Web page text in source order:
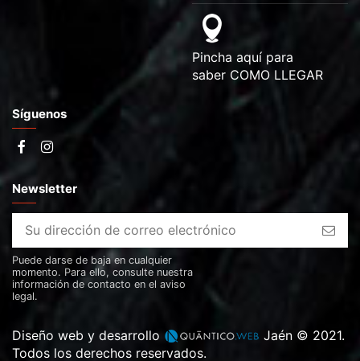
Pincha aquí para
saber COMO LLEGAR
Síguenos
Newsletter
Puede darse de baja en cualquier
momento. Para ello, consulte nuestra
información de contacto en el aviso
legal.
Diseño web y desarrollo
Jaén © 2021.
Todos los derechos reservados.